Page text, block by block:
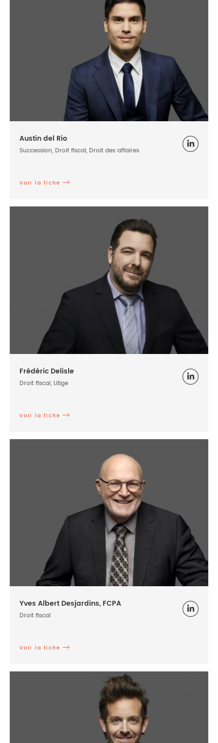
Austin del Rio
Succession, Droit fiscal, Droit des affaires
Voir la fiche
Frédéric Delisle
Droit fiscal, Litige
Voir la fiche
Yves Albert Desjardins, FCPA
Droit fiscal
Voir la fiche